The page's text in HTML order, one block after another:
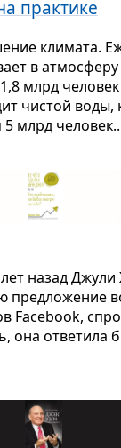
прак­тике
кли­мата.
в
млрд
чистой воды,
млрд
назад
пред­ло­же­ние
Facebook,
она отве­тила